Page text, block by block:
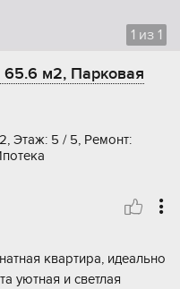
1 из 1
65.6 м2, Парковая
Этаж: 5 / 5, Ремонт:
квартирa, идeaльно
уютная и светлaя